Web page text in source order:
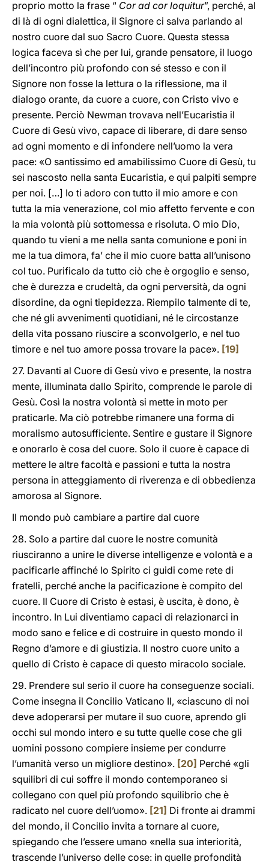
proprio motto la frase “ Cor ad cor loquitur”, perché, al
di là di ogni dialettica, il Signore ci salva parlando al
nostro cuore dal suo Sacro Cuore. Questa stessa
logica faceva sì che per lui, grande pensatore, il luogo
dell’incontro più profondo con sé stesso e con il
Signore non fosse la lettura o la riflessione, ma il
dialogo orante, da cuore a cuore, con Cristo vivo e
presente. Perciò Newman trovava nell’Eucaristia il
Cuore di Gesù vivo, capace di liberare, di dare senso
ad ogni momento e di infondere nell’uomo la vera
pace: «O santissimo ed amabilissimo Cuore di Gesù, tu
sei nascosto nella santa Eucaristia, e qui palpiti sempre
per noi. […] Io ti adoro con tutto il mio amore e con
tutta la mia venerazione, col mio affetto fervente e con
la mia volontà più sottomessa e risoluta. O mio Dio,
quando tu vieni a me nella santa comunione e poni in
me la tua dimora, fa’ che il mio cuore batta all’unisono
col tuo. Purificalo da tutto ciò che è orgoglio e senso,
che è durezza e crudeltà, da ogni perversità, da ogni
disordine, da ogni tiepidezza. Riempilo talmente di te,
che né gli avvenimenti quotidiani, né le circostanze
della vita possano riuscire a sconvolgerlo, e nel tuo
timore e nel tuo amore possa trovare la pace». [19]
27. Davanti al Cuore di Gesù vivo e presente, la nostra
mente, illuminata dallo Spirito, comprende le parole di
Gesù. Così la nostra volontà si mette in moto per
praticarle. Ma ciò potrebbe rimanere una forma di
moralismo autosufficiente. Sentire e gustare il Signore
e onorarlo è cosa del cuore. Solo il cuore è capace di
mettere le altre facoltà e passioni e tutta la nostra
persona in atteggiamento di riverenza e di obbedienza
amorosa al Signore.
Il mondo può cambiare a partire dal cuore
28. Solo a partire dal cuore le nostre comunità
riusciranno a unire le diverse intelligenze e volontà e a
pacificarle affinché lo Spirito ci guidi come rete di
fratelli, perché anche la pacificazione è compito del
cuore. Il Cuore di Cristo è estasi, è uscita, è dono, è
incontro. In Lui diventiamo capaci di relazionarci in
modo sano e felice e di costruire in questo mondo il
Regno d’amore e di giustizia. Il nostro cuore unito a
quello di Cristo è capace di questo miracolo sociale.
29. Prendere sul serio il cuore ha conseguenze sociali.
Come insegna il Concilio Vaticano II, «ciascuno di noi
deve adoperarsi per mutare il suo cuore, aprendo gli
occhi sul mondo intero e su tutte quelle cose che gli
uomini possono compiere insieme per condurre
l’umanità verso un migliore destino». [20] Perché «gli
squilibri di cui soffre il mondo contemporaneo si
collegano con quel più profondo squilibrio che è
radicato nel cuore dell’uomo». [21] Di fronte ai drammi
del mondo, il Concilio invita a tornare al cuore,
spiegando che l’essere umano «nella sua interiorità,
trascende l’universo delle cose: in quelle profondità